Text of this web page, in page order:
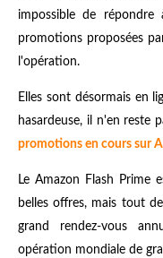
impossible de
promotions proposées
l'opération.
Elles sont désormais en
hasardeuse, il n'en reste
promotions en cours sur
Le Amazon Flash Prime
belles offres, mais tout
grand rendez-vous
opération mondiale de